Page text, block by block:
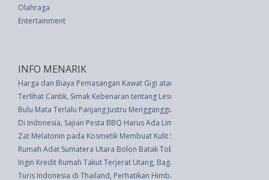
Olahraga
Entertainment
INFO MENARIK
Harga dan Biaya Pemasangan Kawat Gigi atau Behel
Terlihat Cantik, Simak Kebenaran tentang Lesung Pipi
Bulu Mata Terlalu Panjang Justru Mengganggu Kesehatan Mata
Di Indonesia, Sajian Pesta BBQ Harus Ada Lima Makanan Ini
Zat Melatonin pada Kosmetik Membuat Kulit Segar dan Cantik
Rumah Adat Sumatera Utara Bolon Batak Toba
Ingin Kredit Rumah Takut Terjerat Utang, Bagaimana?
Turis Indonesia di Thailand, Perhatikan Himbauan Berikut